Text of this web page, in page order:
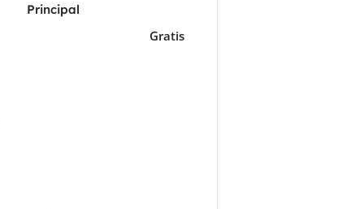
Principal
Gratis